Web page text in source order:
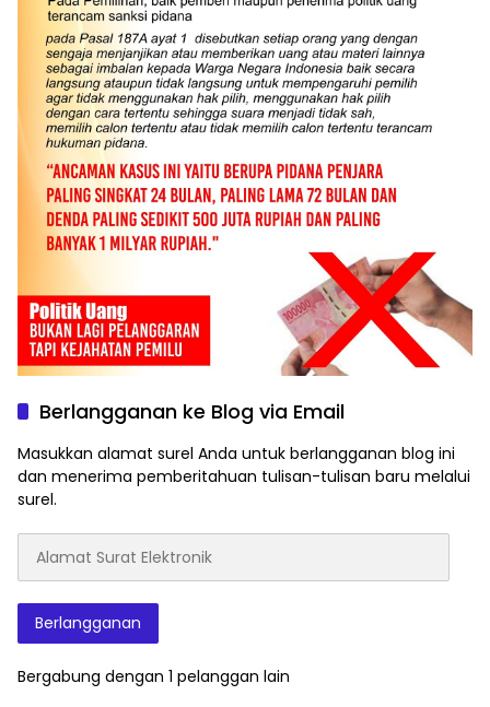
Berlangganan ke Blog via Email
Masukkan alamat surel Anda untuk berlangganan blog ini
dan menerima pemberitahuan tulisan-tulisan baru melalui
surel.
Surat
Berlangganan
Bergabung dengan 1 pelanggan lain